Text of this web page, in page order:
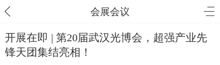
会展会议
开展在即 | 第20届武汉光博会，超强产业先
锋天团集结亮相！